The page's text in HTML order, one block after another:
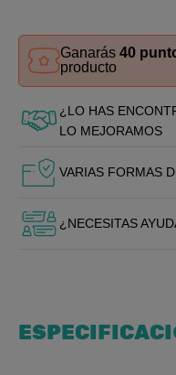
Ganarás 40
producto
¿LO HAS
LO MEJORAMOS
VARIAS FORMAS
¿NECESITAS